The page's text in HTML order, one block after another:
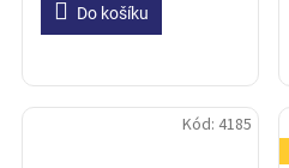
Do košíku
Kód: 4185